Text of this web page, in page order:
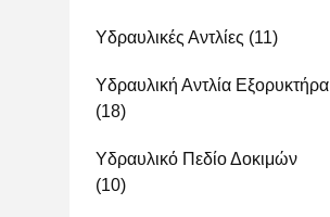
Υδραυλικές Αντλίες (11)
Υδραυλική Αντλία Εξορυκτήρα
(18)
Υδραυλικό Πεδίο Δοκιμών
(10)